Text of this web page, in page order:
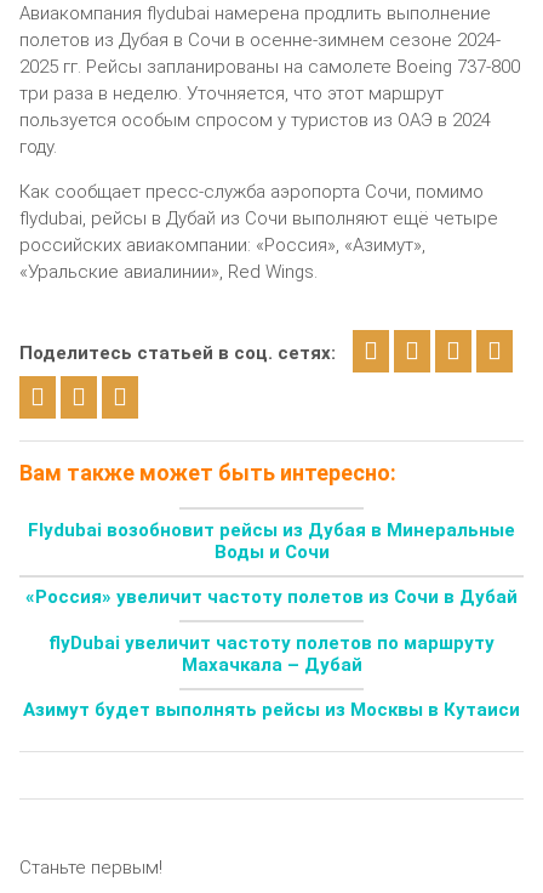
Авиакомпания flydubai намерена продлить выполнение
полетов из Дубая в Сочи в осенне-зимнем сезоне 2024-
2025 гг. Рейсы запланированы на самолете Boeing 737-800
три раза в неделю. Уточняется, что этот маршрут
пользуется особым спросом у туристов из ОАЭ в 2024
году.
Как сообщает пресс-служба аэропорта Сочи, помимо
flydubai, рейсы в Дубай из Сочи выполняют ещё четыре
российских авиакомпании: «Россия», «Азимут»,
«Уральские авиалинии», Red Wings.
Поделитесь статьей в соц. сетях:
Вам также может быть интересно:
Flydubai возобновит рейсы из Дубая в Минеральные
Воды и Сочи
«Россия» увеличит частоту полетов из Сочи в Дубай
flyDubai увеличит частоту полетов по маршруту
Махачкала – Дубай
Азимут будет выполнять рейсы из Москвы в Кутаиси
Станьте первым!